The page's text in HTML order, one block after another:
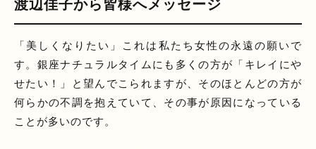
渡辺佳子から皆様へメッセージ
「美しくなりたい」これは私たち女性の永遠の願いで
す。銀座ナチュラルタイムにも多くの方が「キレイにや
せたい！」と望んでこられますが、そのほとんどの方が
何らかの不調を抱えていて、その事が原因になっている
ことが多いのです。